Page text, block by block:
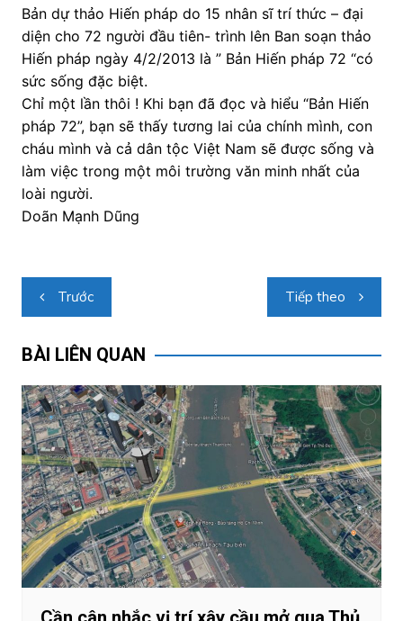
Bản dự thảo Hiến pháp do 15 nhân sĩ trí thức – đại
diện cho 72 người đầu tiên- trình lên Ban soạn thảo
Hiến pháp ngày 4/2/2013 là ” Bản Hiến pháp 72 “có
sức sống đặc biệt.
Chỉ một lần thôi ! Khi bạn đã đọc và hiểu “Bản Hiến
pháp 72”, bạn sẽ thấy tương lai của chính mình, con
cháu mình và cả dân tộc Việt Nam sẽ được sống và
làm việc trong một môi trường văn minh nhất của
loài người.
Doãn Mạnh Dũng
Điều
hướng
bài
Trước Tiếp theo
BÀI LIÊN QUAN